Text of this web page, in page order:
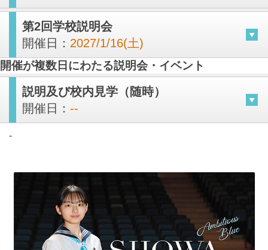
第2回学校説明会
開催日： 2027/1/16(土)
開催が複数日にわたる説明会・イベント
説明及び校内見学（随時）
開催日： --
-